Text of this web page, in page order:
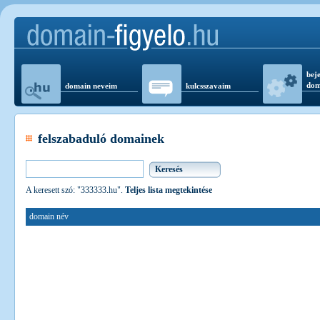
domain neveim kulcsszavaim
felszabaduló domainek
A keresett szó: "333333.hu". Teljes lista megtekintése
domain név